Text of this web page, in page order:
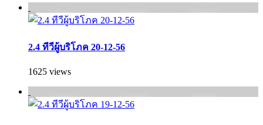
2.4 ทีวีผู้บริโภค 20-12-56
1625 views